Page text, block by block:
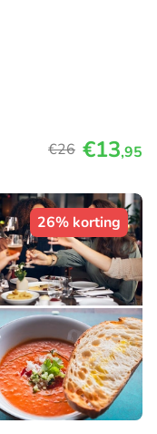
€26 €13,95
26% korting